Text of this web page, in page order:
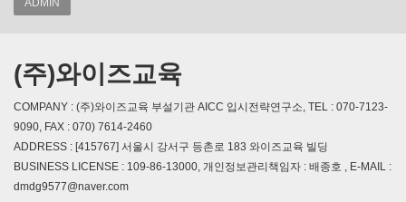
ADMIN
(주)와이즈교육
COMPANY : (주)와이즈교육 부설기관 AICC 입시전략연구소, TEL : 070-7123-
9090, FAX : 070) 7614-2460
ADDRESS : [415767] 서울시 강서구 등촌로 183 와이즈교육 빌딩
BUSINESS LICENSE : 109-86-13000, 개인정보관리책임자 : 배종호 , E-MAIL :
dmdg9577@naver.com